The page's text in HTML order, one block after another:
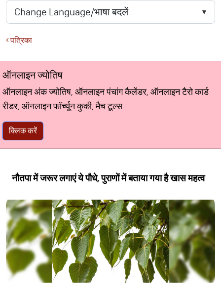
पत्रिका
ऑनलाइन ज्योतिष
ऑनलाइन अंक ज्योतिष, ऑनलाइन पंचांग कैलेंडर, ऑनलाइन टैरो कार्ड
रीडर, ऑनलाइन फॉर्च्यून कुकी, मैच टूल्स
क्लिक करें
नौतपा में जरूर लगाएं ये पौधे, पुराणों में बताया गया है खास महत्व